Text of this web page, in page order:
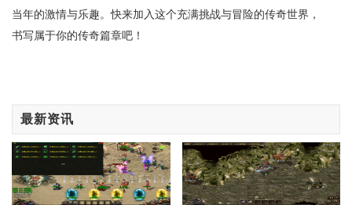
当年的激情与乐趣。快来加入这个充满挑战与冒险的传奇世界，
书写属于你的传奇篇章吧！
最新资讯